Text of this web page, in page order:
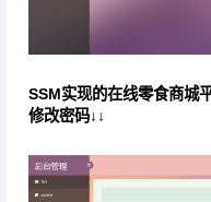
SSM实现的在线零食商城
修改密码↓↓